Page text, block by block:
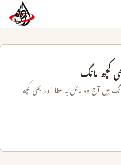
کچھ مانگ
ہیں آج وہ مائل بہ عطا اور بھی کچھ